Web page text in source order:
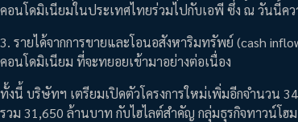
คอนโดมิเนียมในประเทศไทยร่วมไปกับเอพี ซึ่ง ณ วันนี้ค
3. รายได้จากการขายและโอนอสังหาริมทรัพย์ (cash
คอนโดมิเนียม ที่จะทยอยเข้ามาอย่างต่อเนื่อง
ทั้งนี้ บริษัทฯ เตรียมเปิดตัวโครงการใหม่เพิ่มอีกจำนวน
รวม 31,650 ล้านบาท กับไฮไลต์สำคัญ กลุ่มธุรกิจทาวน์โ